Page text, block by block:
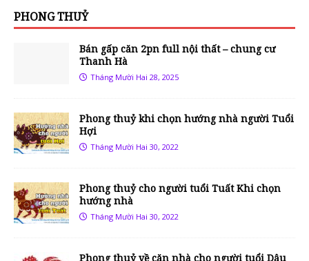
PHONG THUỶ
Bán gấp căn 2pn full nội thất – chung cư
Thanh Hà
Tháng Mười Hai 28, 2025
Phong thuỷ khi chọn hướng nhà người Tuổi
Hợi
Tháng Mười Hai 30, 2022
Phong thuỷ cho người tuổi Tuất Khi chọn
hướng nhà
Tháng Mười Hai 30, 2022
Phong thuỷ về căn nhà cho người tuổi Dậu